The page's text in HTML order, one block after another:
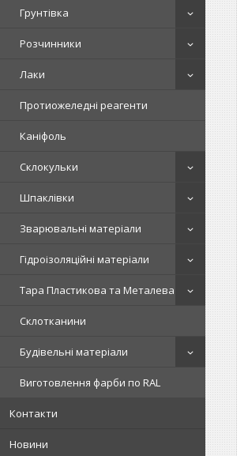
Грунтівка
Розчинники
Лаки
Протиожеледні реагенти
Каніфоль
Склокульки
Шпаклівки
Зварювальні матеріали
Гідроізоляційні матеріали
Тара Пластикова та Металева
Склотканини
Будівельні матеріали
Виготовлення фарби по RAL
Контакти
Новини